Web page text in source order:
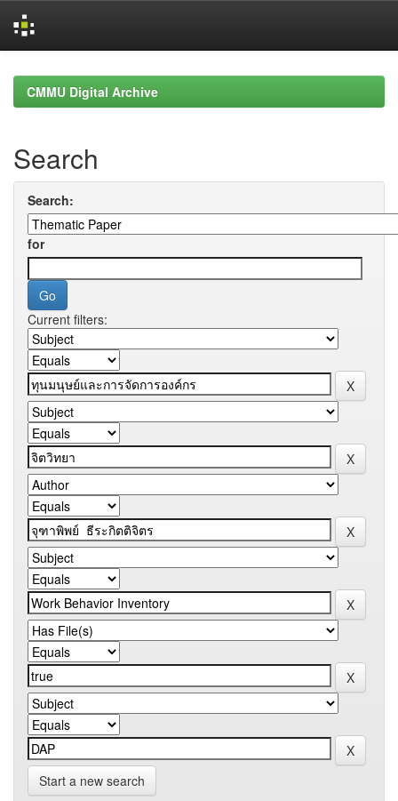
navigationCMMU Digital Archive
Search
Search:
for
Current filters:
Start a new search